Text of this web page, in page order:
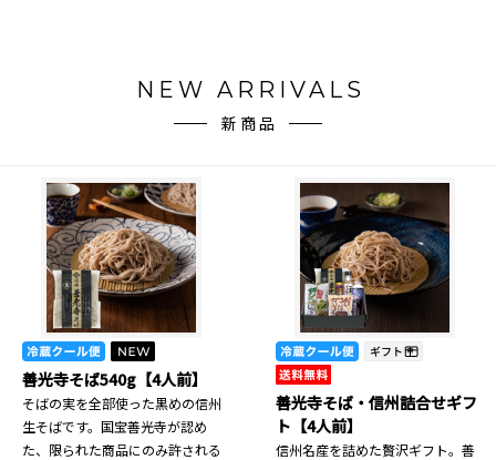
NEW ARRIVALS
新商品
善光寺そば540g【4人前】
そばの実を全部使った黒めの信州
生そばです。国宝善光寺が認め
た、限られた商品にのみ許される
善光寺そば・信州詰合せギフ
ト【4人前】
信州名産を詰めた贅沢ギフト。善